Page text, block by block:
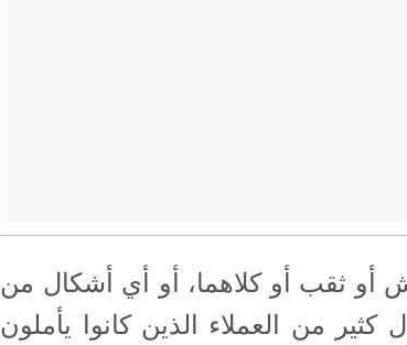
‌ستستخدم نوتش أو ثقب أو كلاهما، أو أي أشكال من
من العملاء الذين كانوا يأملون